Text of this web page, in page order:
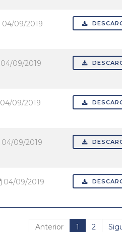
04/09/2019
04/09/2019
04/09/2019
04/09/2019
04/09/2019
Anterior 1 2